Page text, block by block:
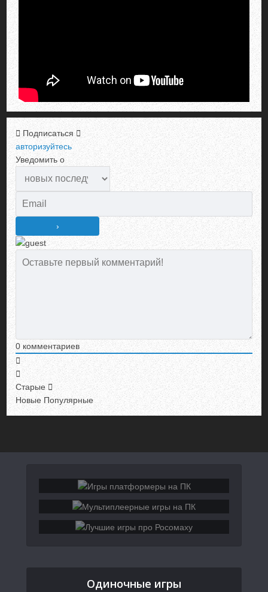
Подписаться
авторизуйтесь
Уведомить о
0комментариев
Старые
Новые Популярные
Одиночные игры